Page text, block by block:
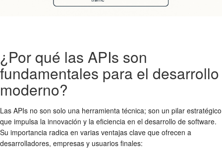
¿Por qué las APIs son
fundamentales para el desarrollo
moderno?
Las APIs no son solo una herramienta técnica; son un pilar estratégico
que impulsa la innovación y la eficiencia en el desarrollo de software.
Su importancia radica en varias ventajas clave que ofrecen a
desarrolladores, empresas y usuarios finales: